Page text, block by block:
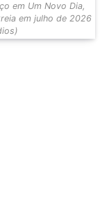
em Um Novo Dia,
em julho de 2026